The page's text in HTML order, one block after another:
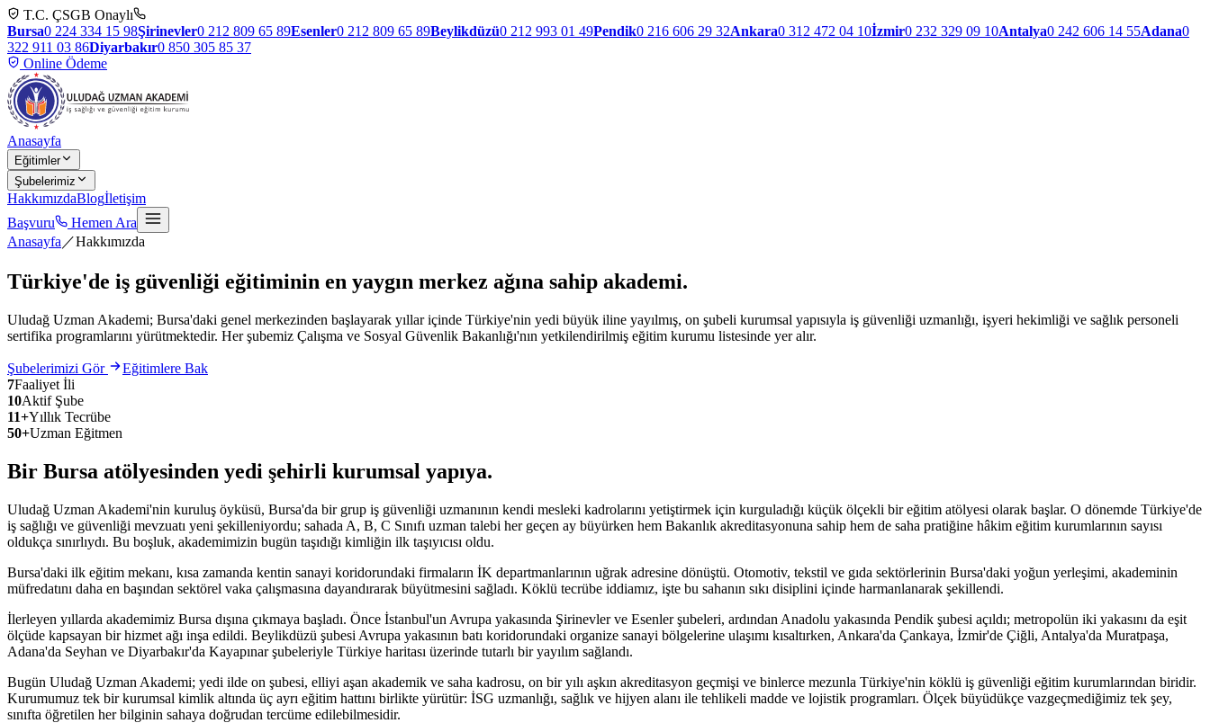
T.C. ÇSGB Onaylı
Bursa0 224 334 15 98Şirinevler0 212 809 65 89Esenler0 212 809 65 89Beylikdüzü0 212 993 01 49Pendik0 216 606 29 32Ankara0 312 472 04 10İzmir0 232 329 09 10Antalya0 242 606 14 55Adana0
322 911 03 86Diyarbakır0 850 305 85 37
Online Ödeme
Anasayfa
Eğitimler
Şubelerimiz
HakkımızdaBlogİletişim
Başvuru
Hemen Ara
Anasayfa ／Hakkımızda
Türkiye'de iş güvenliği eğitiminin en yaygın merkez ağına sahip akademi.
Uludağ Uzman Akademi; Bursa'daki genel merkezinden başlayarak yıllar içinde Türkiye'nin yedi büyük iline yayılmış, on şubeli kurumsal yapısıyla iş güvenliği uzmanlığı, işyeri hekimliği ve sağlık personeli
sertifika programlarını yürütmektedir. Her şubemiz Çalışma ve Sosyal Güvenlik Bakanlığı'nın yetkilendirilmiş eğitim kurumu listesinde yer alır.
Şubelerimizi Gör
Eğitimlere Bak
7Faaliyet İli
10Aktif Şube
11+Yıllık Tecrübe
50+Uzman Eğitmen
Bir Bursa atölyesinden yedi şehirli kurumsal yapıya.
Uludağ Uzman Akademi'nin kuruluş öyküsü, Bursa'da bir grup iş güvenliği uzmanının kendi mesleki kadrolarını yetiştirmek için kurguladığı küçük ölçekli bir eğitim atölyesi olarak başlar. O dönemde Türkiye'de
iş sağlığı ve güvenliği mevzuatı yeni şekilleniyordu; sahada A, B, C Sınıfı uzman talebi her geçen ay büyürken hem Bakanlık akreditasyonuna sahip hem de saha pratiğine hâkim eğitim kurumlarının sayısı
oldukça sınırlıydı. Bu boşluk, akademimizin bugün taşıdığı kimliğin ilk taşıyıcısı oldu.
Bursa'daki ilk eğitim mekanı, kısa zamanda kentin sanayi koridorundaki firmaların İK departmanlarının uğrak adresine dönüştü. Otomotiv, tekstil ve gıda sektörlerinin Bursa'daki yoğun yerleşimi, akademinin
müfredatını daha en başından sektörel vaka çalışmasına dayandırarak büyütmesini sağladı. Köklü tecrübe iddiamız, işte bu sahanın sıkı disiplini içinde harmanlanarak şekillendi.
İlerleyen yıllarda akademimiz Bursa dışına çıkmaya başladı. Önce İstanbul'un Avrupa yakasında Şirinevler ve Esenler şubeleri, ardından Anadolu yakasında Pendik şubesi açıldı; metropolün iki yakasını da eşit
ölçüde kapsayan bir hizmet ağı inşa edildi. Beylikdüzü şubesi Avrupa yakasının batı koridorundaki organize sanayi bölgelerine ulaşımı kısaltırken, Ankara'da Çankaya, İzmir'de Çiğli, Antalya'da Muratpaşa,
Adana'da Seyhan ve Diyarbakır'da Kayapınar şubeleriyle Türkiye haritası üzerinde tutarlı bir yayılım sağlandı.
Bugün Uludağ Uzman Akademi; yedi ilde on şubesi, elliyi aşan akademik ve saha kadrosu, on bir yılı aşkın akreditasyon geçmişi ve binlerce mezunla Türkiye'nin köklü iş güvenliği eğitim kurumlarından biridir.
Kurumumuz tek bir kurumsal kimlik altında üç ayrı eğitim hattını birlikte yürütür: İSG uzmanlığı, sağlık ve hijyen alanı ile tehlikeli madde ve lojistik programları. Ölçek büyüdükçe vazgeçmediğimiz tek şey,
sınıfta öğretilen her bilginin sahaya doğrudan tercüme edilebilmesidir.